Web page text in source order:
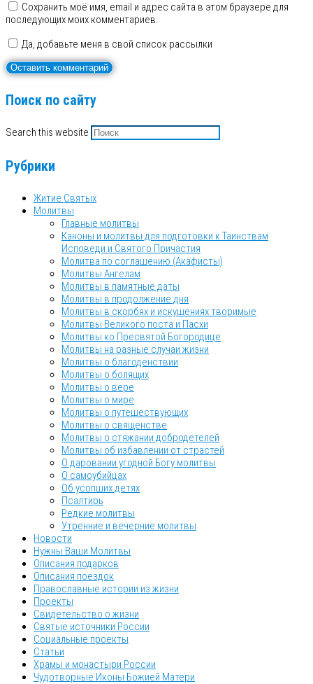
Сохранить моё имя, email и адрес сайта в этом браузере для
последующих моих комментариев.
Да, добавьте меня в свой список рассылки
Поиск по сайту
Search this website
Рубрики
Житие Святых
Молитвы
Главные молитвы
Каноны и молитвы для подготовки к Таинствам
Исповеди и Святого Причастия
Молитва по соглашению (Акафисты)
Молитвы Ангелам
Молитвы в памятные даты
Молитвы в продолжение дня
Молитвы в скорбях и искушениях творимые
Молитвы Великого поста и Пасхи
Молитвы ко Пресвятой Богородице
Молитвы на разные случаи жизни
Молитвы о благоденствии
Молитвы о болящих
Молитвы о вере
Молитвы о мире
Молитвы о путешествующих
Молитвы о священстве
Молитвы о стяжании добродетелей
Молитвы об избавлении от страстей
О даровании угодной Богу молитвы
О самоубийцах
Об усопших детях
Псалтирь
Редкие молитвы
Утренние и вечерние молитвы
Новости
Нужны Ваши Молитвы
Описания подарков
Описания поездок
Православные истории из жизни
Проекты
Свидетельство о жизни
Святые источники России
Социальные проекты
Статьи
Храмы и монастыри России
Чудотворные Иконы Божией Матери